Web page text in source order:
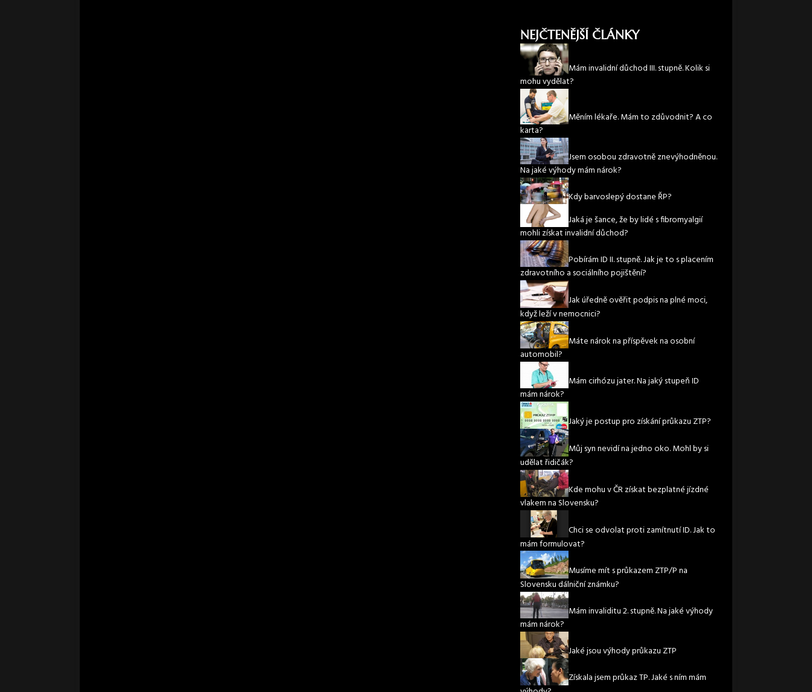
NEJČTENĚJŠÍ ČLÁNKY
Mám invalidní důchod III. stupně. Kolik si
mohu vydělat?
Měním lékaře. Mám to zdůvodnit? A co
karta?
Jsem osobou zdravotně znevýhodněnou.
Na jaké výhody mám nárok?
Kdy barvoslepý dostane ŘP?
Jaká je šance, že by lidé s fibromyalgií
mohli získat invalidní důchod?
Pobírám ID II. stupně. Jak je to s placením
zdravotního a sociálního pojištění?
Jak úředně ověřit podpis na plné moci,
když leží v nemocnici?
Máte nárok na příspěvek na osobní
automobil?
Mám cirhózu jater. Na jaký stupeň ID
mám nárok?
Jaký je postup pro získání průkazu ZTP?
Můj syn nevidí na jedno oko. Mohl by si
udělat řidičák?
Kde mohu v ČR získat bezplatné jízdné
vlakem na Slovensku?
Chci se odvolat proti zamítnutí ID. Jak to
mám formulovat?
Musíme mít s průkazem ZTP/P na
Slovensku dálniční známku?
Mám invaliditu 2. stupně. Na jaké výhody
mám nárok?
Jaké jsou výhody průkazu ZTP
Získala jsem průkaz TP. Jaké s ním mám